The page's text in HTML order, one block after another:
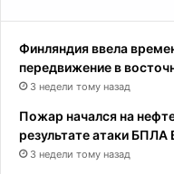
Финляндия ввела
передвижение в
3 недели тому назад
Пожар начался на
результате атаки БПЛА
3 недели тому назад